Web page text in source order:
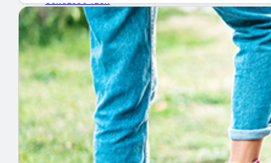
MERCADOS Y TENDENCIAS
EVENTOS
HEMEROTECA